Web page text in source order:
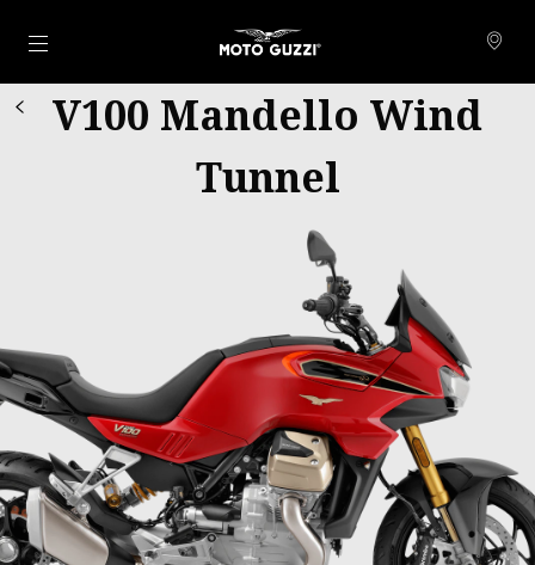
Vai al contenuto principale
V100 Mandello Wind
Tunnel